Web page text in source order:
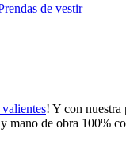
de vestir
! Y con nuestra
mano de obra 100%